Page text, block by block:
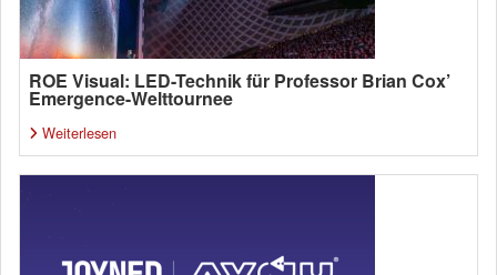
ROE Visual: LED-Technik für Professor Brian Cox’
Emergence-Welttournee
Weiterlesen